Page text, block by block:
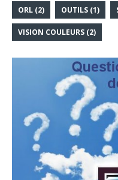
ORL (2) OUTILS (1)
VISION COULEURS (2)